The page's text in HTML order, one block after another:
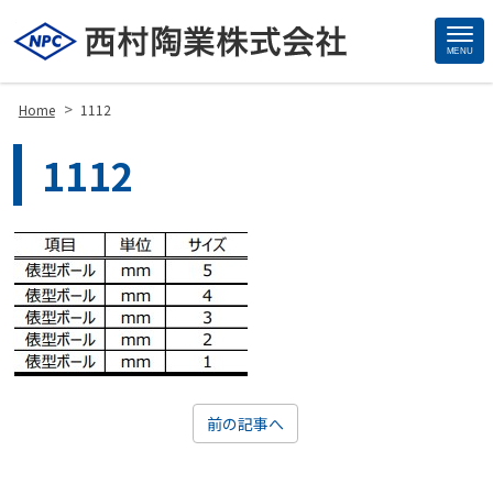
MENU
Home > 1112
1112
前の記事へ
Site
Footer